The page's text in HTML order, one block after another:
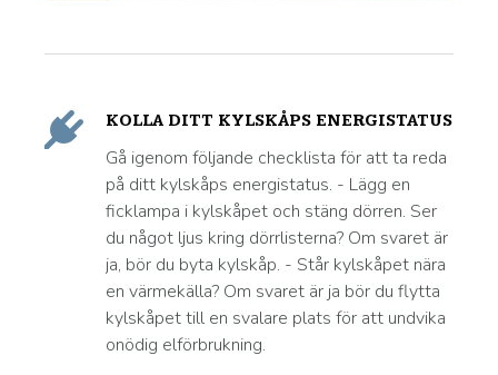
KOLLA DITT KYLSKÅPS ENERGISTATUS
Gå igenom följande checklista för att ta reda
på ditt kylskåps energistatus. - Lägg en
ficklampa i kylskåpet och stäng dörren. Ser
du något ljus kring dörrlisterna? Om svaret är
ja, bör du byta kylskåp. - Står kylskåpet nära
en värmekälla? Om svaret är ja bör du flytta
kylskåpet till en svalare plats för att undvika
onödig elförbrukning.